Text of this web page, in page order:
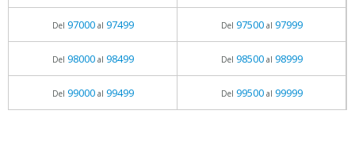
Del 97000al 97499 Del 97500al 97999
Del 98000al 98499 Del 98500al 98999
Del 99000al 99499 Del 99500al 99999